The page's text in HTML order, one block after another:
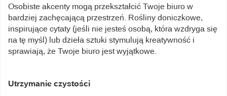
Osobiste akcenty mogą przekształcić Twoje biuro w
bardziej zachęcającą przestrzeń. Rośliny doniczkowe,
inspirujące cytaty (jeśli nie jesteś osobą, która wzdryga się
na tę myśl) lub dzieła sztuki stymulują kreatywność i
sprawiają, że Twoje biuro jest wyjątkowe.
Utrzymanie czystości